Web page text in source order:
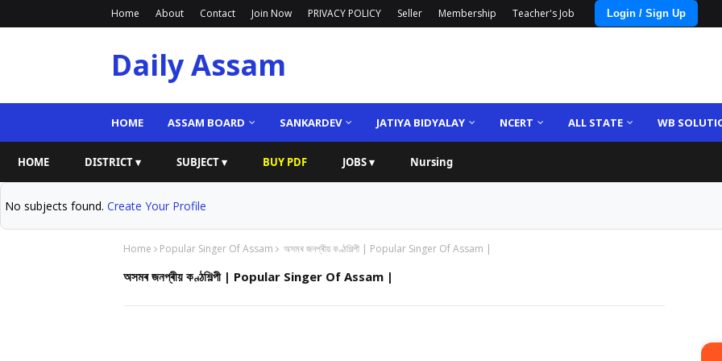
Home About Contact Join Now PRIVACY POLICY Seller Membership Teacher's Job Login / Sign Up
Daily Assam
HOME ASSAM BOARD SANKARDEV JATIYA BIDYALAY NCERT ALL STATE WB
HOME DISTRICT ▾ SUBJECT ▾ BUY PDF JOBS ▾ Nursing
No subjects found. Create Your Profile
Home Popular Singer Of Assam অসমৰ জনপ্ৰীয় কণ্ঠশিল্পী | Popular Singer Of Assam |
অসমৰ জনপ্ৰীয় কণ্ঠশিল্পী | Popular Singer Of Assam |